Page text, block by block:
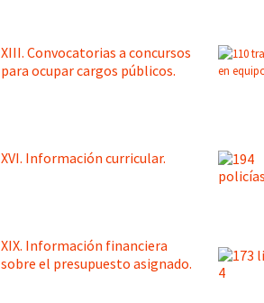
XIII. Convocatorias a concursos
para ocupar cargos públicos.
XVI. Información curricular.
XIX. Información financiera
sobre el presupuesto asignado.